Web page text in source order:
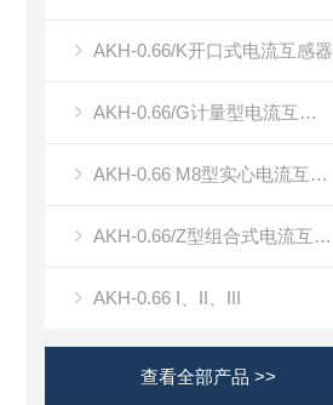
AKH-0.66/K开口式电流互感器
AKH-0.66/G计量型电流互感器
AKH-0.66 M8型实心电流互感器
AKH-0.66/Z型组合式电流互感器
AKH-0.66 I、II、III
查看全部产品 >>